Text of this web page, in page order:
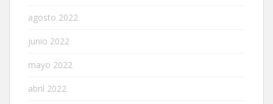
agosto 2022
junio 2022
mayo 2022
abril 2022